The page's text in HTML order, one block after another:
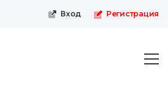
Вход Регистрация